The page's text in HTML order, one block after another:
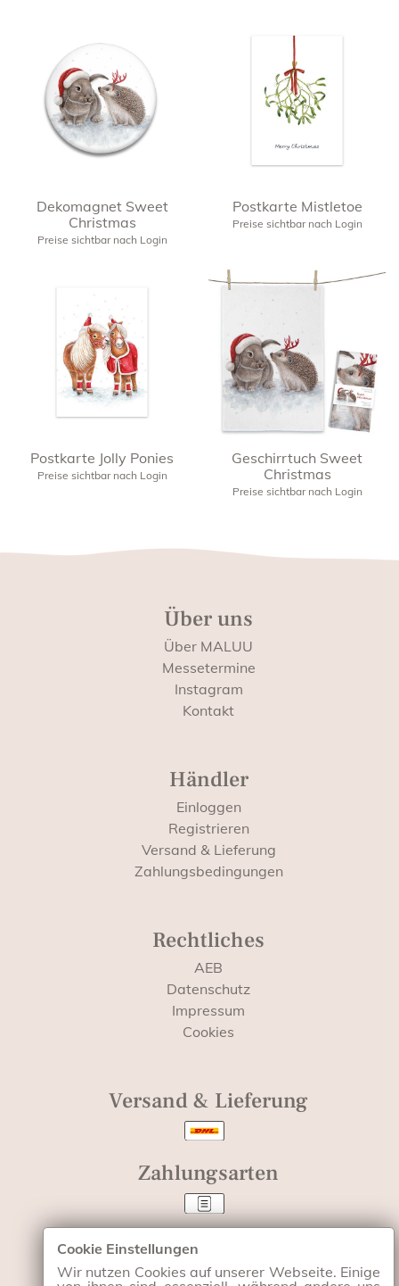
Dekomagnet Sweet
Christmas
Preise sichtbar nach Login
Postkarte Mistletoe
Preise sichtbar nach Login
Postkarte Jolly Ponies
Preise sichtbar nach Login
Geschirrtuch Sweet
Christmas
Preise sichtbar nach Login
Über uns
Über MALUU
Messetermine
Instagram
Kontakt
Händler
Einloggen
Registrieren
Versand & Lieferung
Zahlungsbedingungen
Rechtliches
AEB
Datenschutz
Impressum
Cookies
Versand & Lieferung
Zahlungsarten
Cookie Einstellungen
Wir nutzen Cookies auf unserer Webseite. Einige